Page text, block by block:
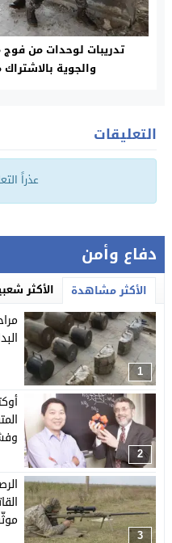
تدريبات لوحدات من فوج
والجوية
التعليقات
عذراً
دفاع وأمن
الأكثر مشاهدة الأكثر
1
2
3